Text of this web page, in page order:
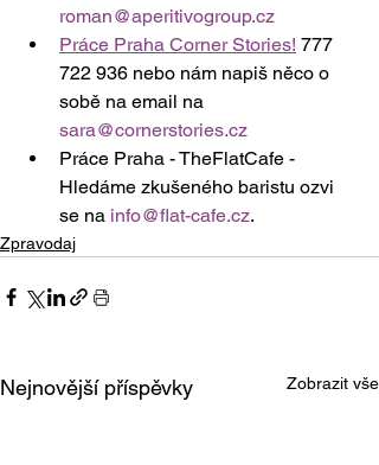
roman@aperitivogroup.cz
Práce Praha Corner Stories! 777
722 936 nebo nám napiš něco o
sobě na email na
sara@cornerstories.cz
Práce Praha - TheFlatCafe -
Hledáme zkušeného baristu ozvi
se na info@flat-cafe.cz.
Zpravodaj
Nejnovější příspěvky Zobrazit vše